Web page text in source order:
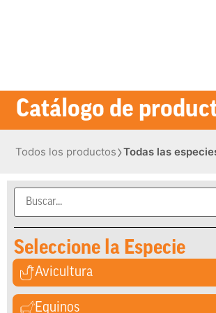
Catálogo de
Todos los productos›Todas las
Seleccione la Especie
Avicultura
Equinos